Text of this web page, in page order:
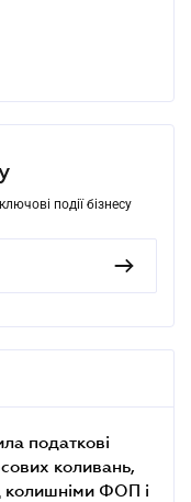
події бізнесу
податкові
коливань,
колишніми ФОП і